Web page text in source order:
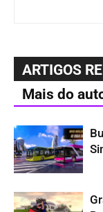
ARTIGOS
Mais do